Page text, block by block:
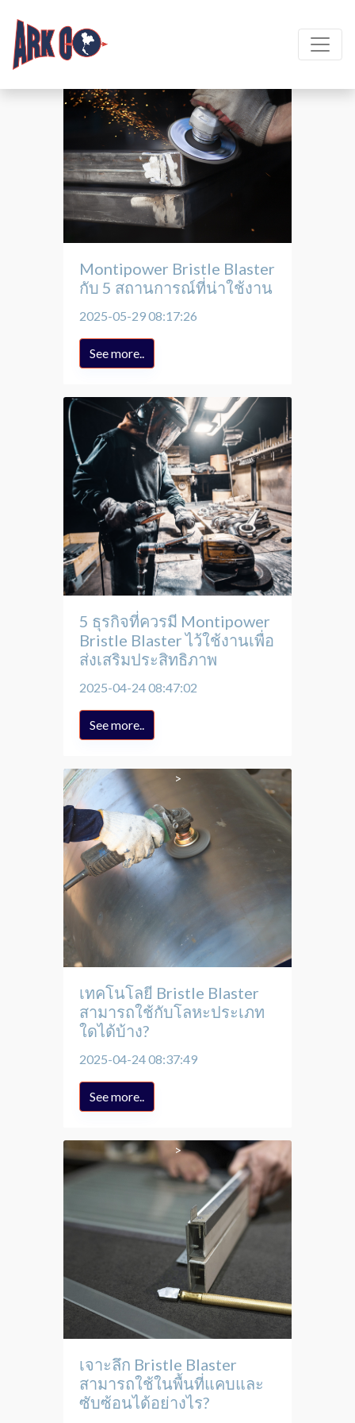
Montipower Bristle Blaster
กับ 5 สถานการณ์ที่น่าใช้งาน
2025-05-29 08:17:26
See more..
5 ธุรกิจที่ควรมี Montipower
Bristle Blaster ไว้ใช้งานเพื่อ
ส่งเสริมประสิทธิภาพ
2025-04-24 08:47:02
See more..
เทคโนโลยี Bristle Blaster
สามารถใช้กับโลหะประเภท
ใดได้บ้าง?
2025-04-24 08:37:49
See more..
เจาะลึก Bristle Blaster
สามารถใช้ในพื้นที่แคบและ
ซับซ้อนได้อย่างไร?